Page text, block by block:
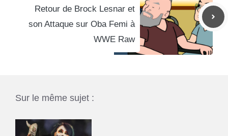
Retour de Brock Lesnar et
son Attaque sur Oba Femi à
WWE Raw
Sur le même sujet :